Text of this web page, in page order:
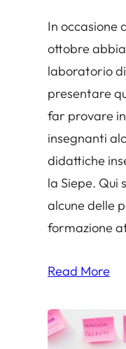
In occasione
ottobre
laboratorio
presentare
far provare
insegnanti
didattiche
la Siepe. Qui
alcune delle
formazione
Read More